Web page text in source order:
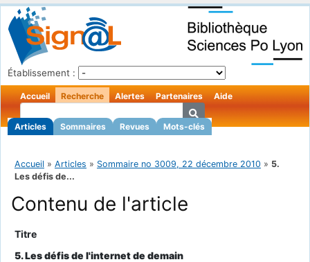
Établissement :
Accueil Recherche
Articles Sommaires Revues Mots-clés
Alertes Partenaires Aide
Accueil » Articles » Sommaire no 3009, 22 décembre 2010 » 5.
Les défis de...
Contenu de l'article
Titre
5. Les défis de l'internet de demain